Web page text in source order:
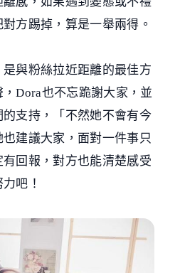
方踢掉，算是一舉兩得。
是與粉絲拉近距離的最佳方
Dora也不忘跪謝大家，並
支持，「不然她不會有今
建議大家，面對一件事只
回報，對方也能清楚感受
吧！